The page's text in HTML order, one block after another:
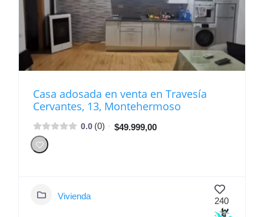
Casa adosada en venta en Travesía
Cervantes, 13, Montehermoso
0.0 (0) $49.999,00
Vivienda 240